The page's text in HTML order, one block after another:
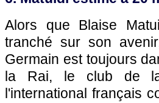
Alors que Blaise
tranché sur son
Germain est toujours
la Rai, le club de la
l'international français